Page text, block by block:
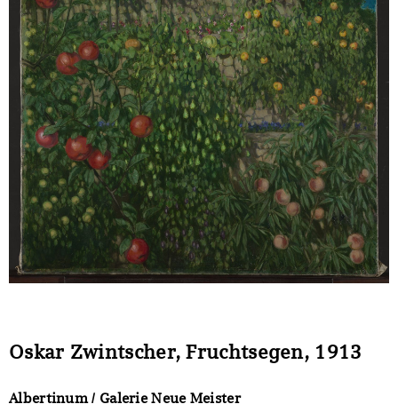
Oskar Zwintscher, Fruchtsegen, 1913
Albertinum / Galerie Neue Meister
Sonstiges